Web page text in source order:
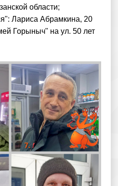
области;
Лариса Абрамкина, 20
Горыныч" на ул. 50 лет